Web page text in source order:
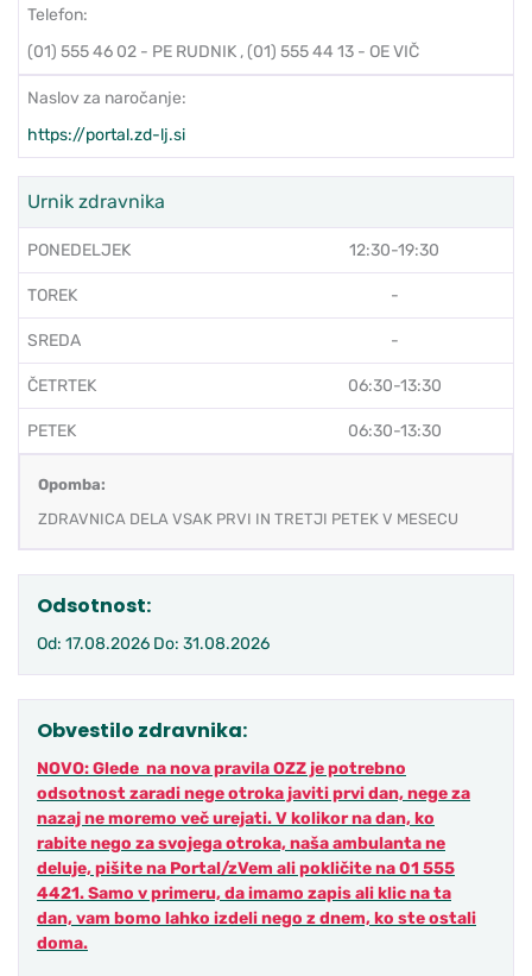
Telefon:
(01) 555 46 02 - PE RUDNIK , (01) 555 44 13 - OE VIČ
Naslov za naročanje:
https://portal.zd-lj.si
Urnik zdravnika
PONEDELJEK 12:30-19:30
TOREK -
SREDA -
ČETRTEK 06:30-13:30
PETEK 06:30-13:30
Opomba:
ZDRAVNICA DELA VSAK PRVI IN TRETJI PETEK V MESECU
Odsotnost:
Od: 17.08.2026 Do: 31.08.2026
Obvestilo zdravnika:
NOVO: Glede na nova pravila OZZ je potrebno
odsotnost zaradi nege otroka javiti prvi dan, nege za
nazaj ne moremo več urejati. V kolikor na dan, ko
rabite nego za svojega otroka, naša ambulanta ne
deluje, pišite na Portal/zVem ali pokličite na 01 555
4421. Samo v primeru, da imamo zapis ali klic na ta
dan, vam bomo lahko izdeli nego z dnem, ko ste ostali
doma.